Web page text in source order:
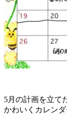
5月の計画を立て
かわいくカレン